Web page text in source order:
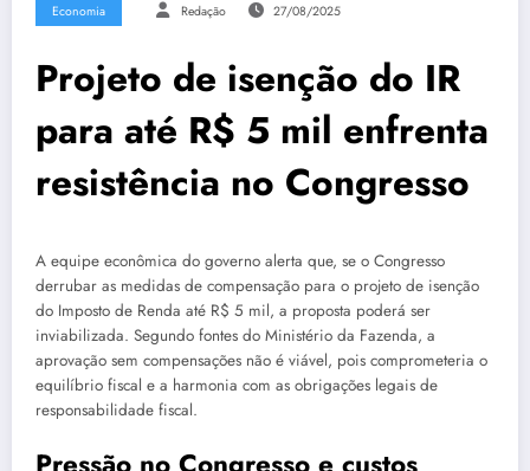
Economia Redação 27/08/2025
Projeto de isenção do IR
para até R$ 5 mil enfrenta
resistência no Congresso
A equipe econômica do governo alerta que, se o Congresso
derrubar as medidas de compensação para o projeto de isenção
do Imposto de Renda até R$ 5 mil, a proposta poderá ser
inviabilizada. Segundo fontes do Ministério da Fazenda, a
aprovação sem compensações não é viável, pois comprometeria o
equilíbrio fiscal e a harmonia com as obrigações legais de
responsabilidade fiscal.